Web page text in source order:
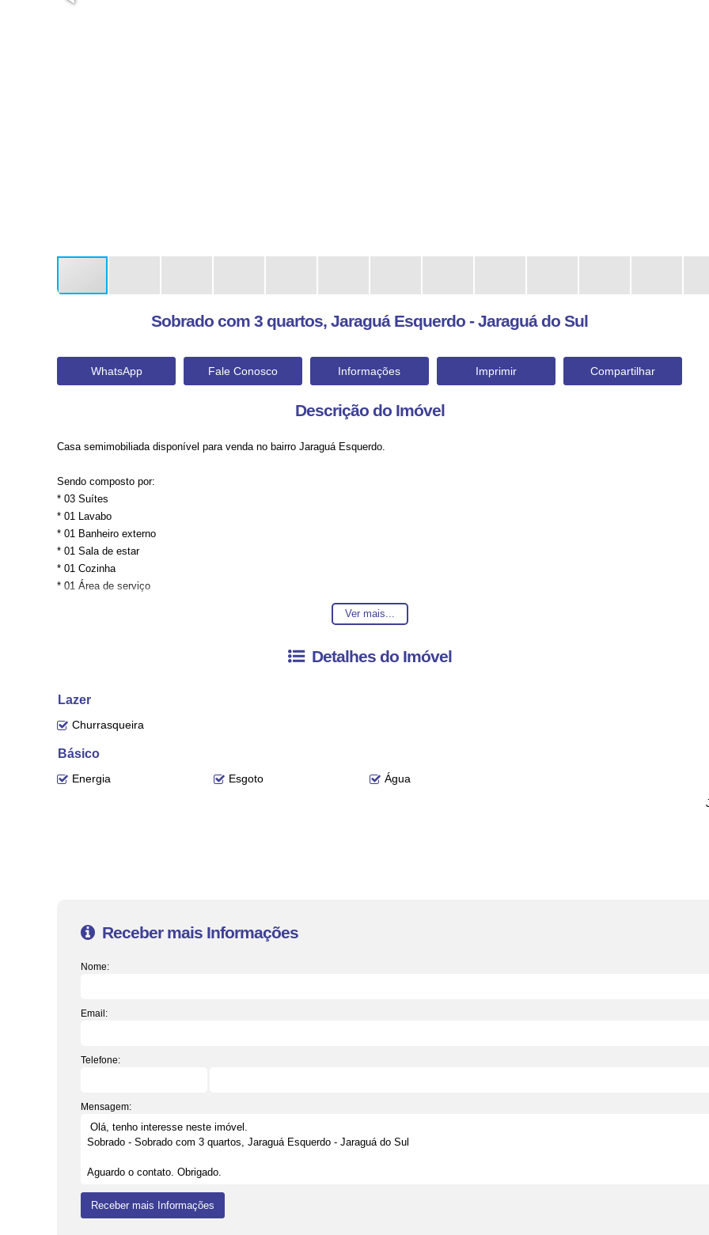
Sobrado com 3 quartos, Jaraguá Esquerdo - Jaraguá do Sul
WhatsApp Fale Conosco Informações Imprimir Compartilhar
Descrição do Imóvel
Casa semimobiliada disponível para venda no bairro Jaraguá Esquerdo.
Sendo composto por:
* 03 Suítes
* 01 Lavabo
* 01 Banheiro externo
* 01 Sala de estar
* 01 Cozinha
* 01 Área de serviço
Entre em contato conosco para mais informações, ficaremos felizes em lhe atender.
*A disponibilidade e valores dos imóveis estão sujeitos a alteração sem aviso prévio.
Ver mais...
Detalhes do Imóvel
Lazer
Churrasqueira
Básico
Energia Esgoto Água
Receber mais Informações
Nome:
Email:
Telefone:
Mensagem: